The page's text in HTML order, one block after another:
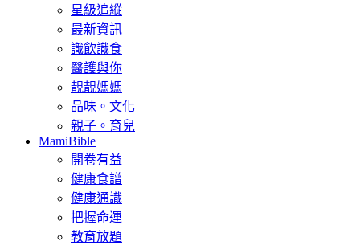
星級追縱
最新資訊
識飲識食
醫護與你
靚靚媽媽
品味。文化
親子。育兒
MamiBible
開卷有益
健康食譜
健康通識
把握命運
教育放題